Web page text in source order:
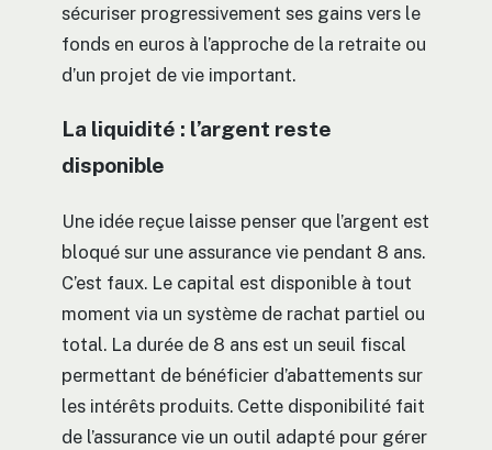
sécuriser progressivement ses gains vers le
fonds en euros à l’approche de la retraite ou
d’un projet de vie important.
La liquidité : l’argent reste
disponible
Une idée reçue laisse penser que l’argent est
bloqué sur une assurance vie pendant 8 ans.
C’est faux. Le capital est disponible à tout
moment via un système de rachat partiel ou
total. La durée de 8 ans est un seuil fiscal
permettant de bénéficier d’abattements sur
les intérêts produits. Cette disponibilité fait
de l’assurance vie un outil adapté pour gérer